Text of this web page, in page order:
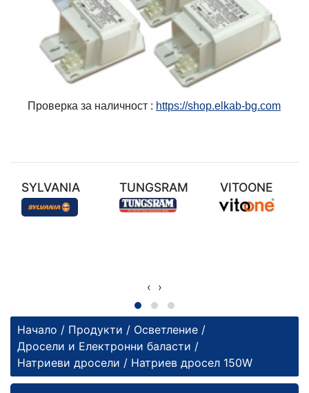
Проверка за наличност : https://shop.elkab-bg.com
SYLVANIA TUNGSRAM VITOONE
‹ ›
Начало / Продукти / Осветление /
Дросели и Електронни баласти /
Натриеви дросели / Натриев дросел 150W